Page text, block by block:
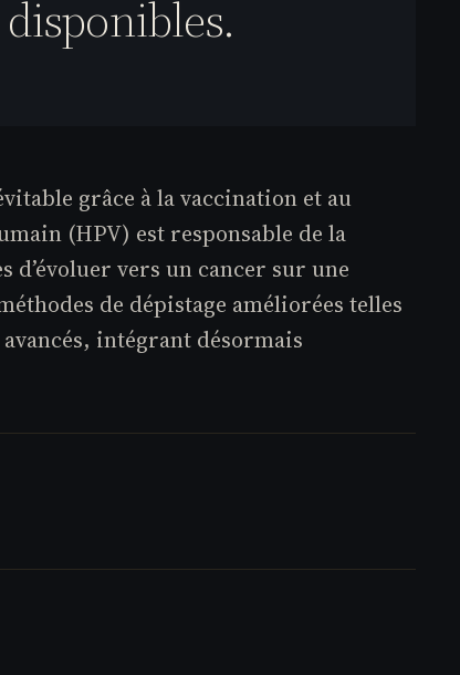
grâce à la vaccination et au
(HPV) est responsable de la
vers un cancer sur une
de dépistage améliorées telles
intégrant désormais